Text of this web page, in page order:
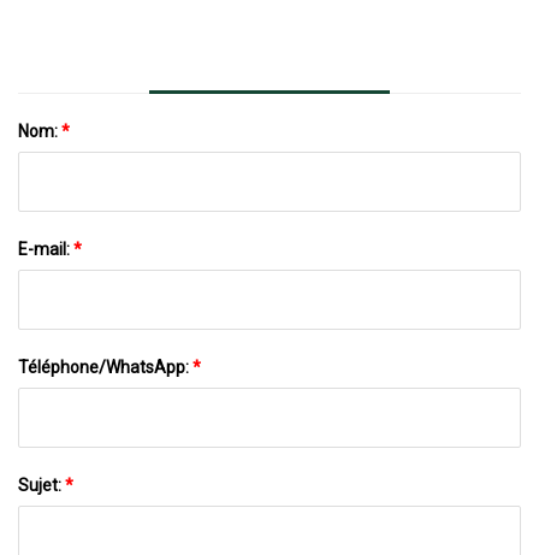
Nom:*
E-mail:*
Téléphone/WhatsApp:*
Sujet:*